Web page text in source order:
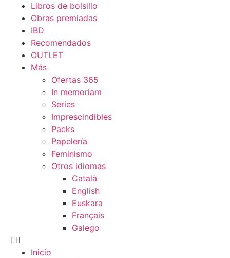
Libros de bolsillo
Obras premiadas
IBD
Recomendados
OUTLET
Más
Ofertas 365
In memoriam
Series
Imprescindibles
Packs
Papelería
Feminismo
Otros idiomas
Català
English
Euskara
Français
Galego
Inicio